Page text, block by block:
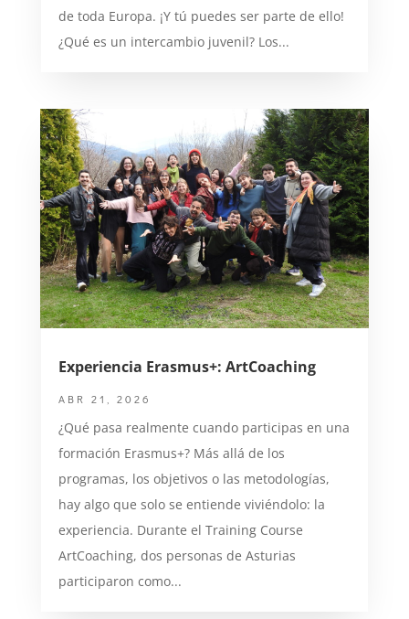
de toda Europa. ¡Y tú puedes ser parte de ello!
¿Qué es un intercambio juvenil? Los...
Experiencia Erasmus+: ArtCoaching
ABR 21, 2026
¿Qué pasa realmente cuando participas en una
formación Erasmus+? Más allá de los
programas, los objetivos o las metodologías,
hay algo que solo se entiende viviéndolo: la
experiencia. Durante el Training Course
ArtCoaching, dos personas de Asturias
participaron como...